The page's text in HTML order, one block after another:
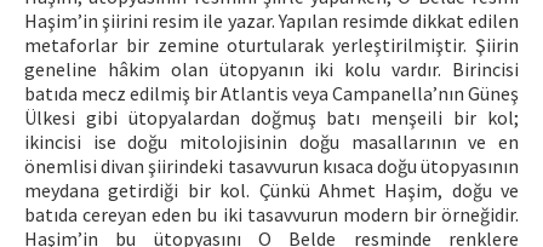
Haşim’in şiirini resim ile yazar. Yapılan resimde dikkat edilen
metaforlar bir zemine oturtularak yerleştirilmiştir. Şiirin
geneline hâkim olan ütopyanın iki kolu vardır. Birincisi
batıda mecz edilmiş bir Atlantis veya Campanella’nın Güneş
Ülkesi gibi ütopyalardan doğmuş batı menşeili bir kol;
ikincisi ise doğu mitolojisinin doğu masallarının ve en
önemlisi divan şiirindeki tasavvurun kısaca doğu ütopyasının
meydana getirdiği bir kol. Çünkü Ahmet Haşim, doğu ve
batıda cereyan eden bu iki tasavvurun modern bir örneğidir.
Haşim’in bu ütopyasını O Belde resminde renklere